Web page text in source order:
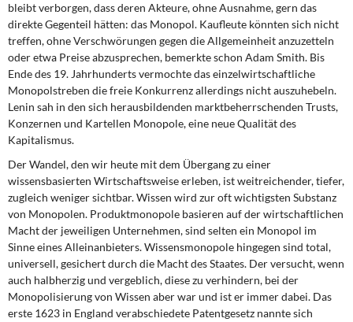
Steuer- und Finanzpolitik
Öffentliche Infrastruktur und Daseinsvorsorge
Eurokrise und Griechenland
DIE LINKE
Memo-Gruppe
Institut Solidarische Moderne
Rosa-Luxemburg-Stiftung
Über mich
bleibt verborgen, dass deren Akteure, ohne Ausnahme, gern das
direkte Gegenteil hätten: das Monopol. Kaufleute könnten sich nicht
treffen, ohne Verschwörungen gegen die Allgemeinheit anzuzetteln
oder etwa Preise abzusprechen, bemerkte schon Adam Smith. Bis
Ende des 19. Jahrhunderts vermochte das einzelwirtschaftliche
Monopolstreben die freie Konkurrenz allerdings nicht auszuhebeln.
Lenin sah in den sich herausbildenden marktbeherrschenden Trusts,
Konzernen und Kartellen Monopole, eine neue Qualität des
Kapitalismus.
Der Wandel, den wir heute mit dem Übergang zu einer
wissensbasierten Wirtschaftsweise erleben, ist weitreichender, tiefer,
zugleich weniger sichtbar. Wissen wird zur oft wichtigsten Substanz
von Monopolen. Produktmonopole basieren auf der wirtschaftlichen
Macht der jeweiligen Unternehmen, sind selten ein Monopol im
Sinne eines Alleinanbieters. Wissensmonopole hingegen sind total,
universell, gesichert durch die Macht des Staates. Der versucht, wenn
auch halbherzig und vergeblich, diese zu verhindern, bei der
Monopolisierung von Wissen aber war und ist er immer dabei. Das
erste 1623 in England verabschiedete Patentgesetz nannte sich